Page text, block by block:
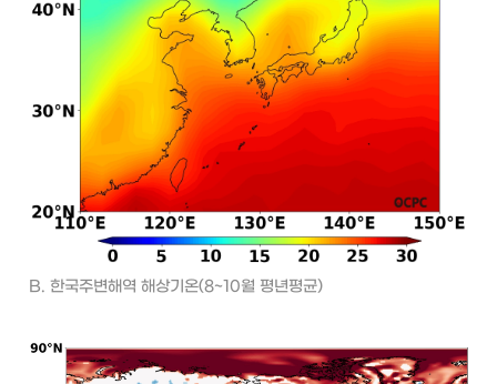
B. 한국주변해역 해상기온(8~10월 평년평균)